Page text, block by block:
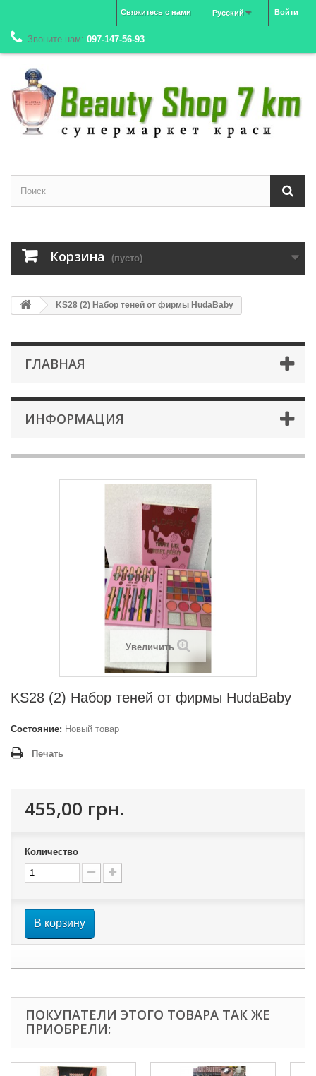
Войти
Русский
Свяжитесь с нами
Звоните нам: 097-147-56-93
Корзина (пусто)
KS28 (2) Набор теней от фирмы HudaBaby
ГЛАВНАЯ
ИНФОРМАЦИЯ
Увеличить
KS28 (2) Набор теней от фирмы HudaBaby
Состояние: Новый товар
Печать
455,00 грн.
Количество
В корзину
ПОКУПАТЕЛИ ЭТОГО ТОВАРА ТАК ЖЕ
ПРИОБРЕЛИ: